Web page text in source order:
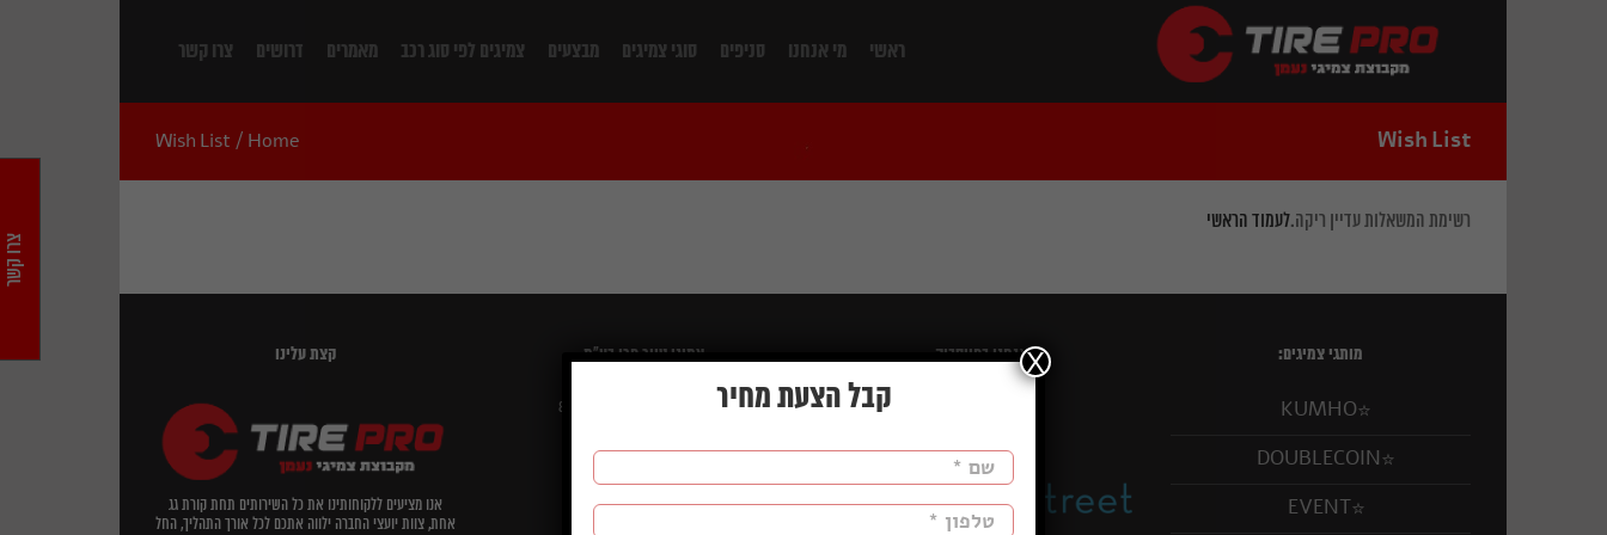
ראשי מי אנחנו סניפים סוגי צמיגים מבצעים צמיגים לפי סוג רכב מאמרים דרושים צרו קשר
Wish List
Home
/
Wish List
רשימת המשאלות עדיין ריקה.לעמוד הראשי
מותגי צמיגים:
KUMHO
DOUBLECOIN
EVENT
אנחנו בפייסבוק צמיגי טייר פרו בע"מ
שעות פעילות:
מיקוד: 30855
קצת עלינו
אנו מציעים ללקוחותינו את כל השירותים תחת קורת גג
אחת, צוות יועצי החברה ילווה אתכם לכל אורך התהליך, החל
צרו קשר
קבל הצעת מחיר
X